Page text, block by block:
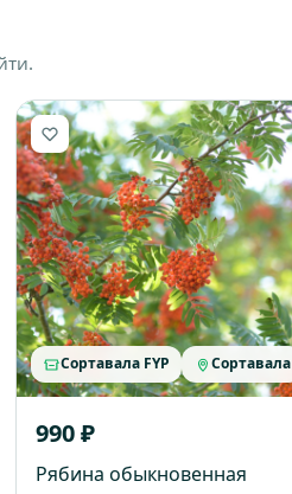
Сортавала FYP Сортавала
990 ₽
Рябина обыкновенная